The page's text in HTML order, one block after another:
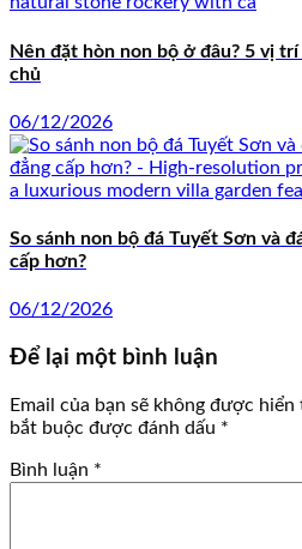
Nên đặt hòn non bộ ở đâu? 5 vị
chủ
06/12/2026
So sánh non bộ đá Tuyết Sơn và
cấp hơn?
06/12/2026
Để lại một bình luận
Email của bạn sẽ không được
bắt buộc được đánh dấu *
Bình luận *